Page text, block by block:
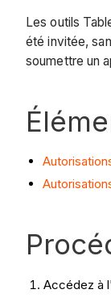
Les outils
été invitée,
soumettre un
Accédez à